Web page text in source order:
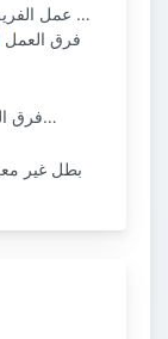
عمل الفريق في المشاريع: بناء …
فرق المراحل: العمود الفقري لع…